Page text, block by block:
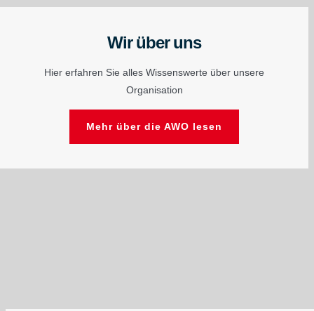
Wir über uns
Hier erfahren Sie alles Wissenswerte über unsere
Organisation
Mehr über die AWO lesen